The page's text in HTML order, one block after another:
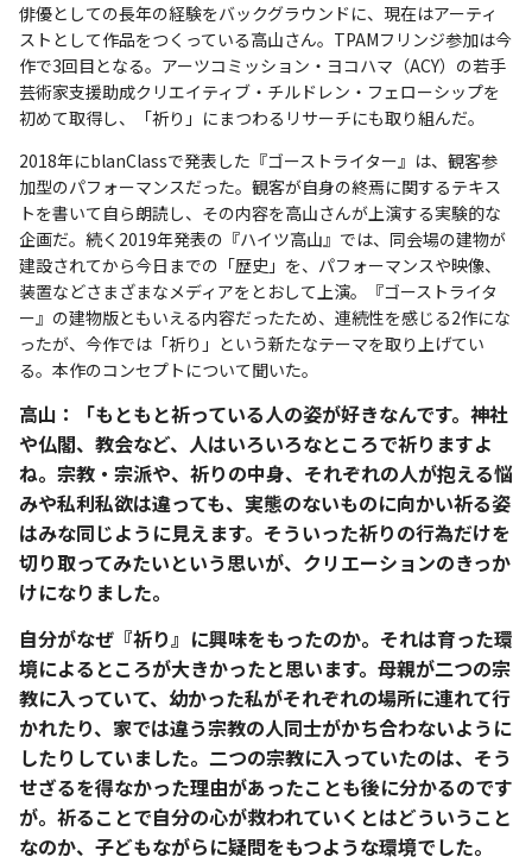
俳優としての長年の経験をバックグラウンドに、現在はアーティ
ストとして作品をつくっている高山さん。TPAMフリンジ参加は今
作で3回目となる。アーツコミッション・ヨコハマ（ACY）の若手
芸術家支援助成クリエイティブ・チルドレン・フェローシップを
初めて取得し、「祈り」にまつわるリサーチにも取り組んだ。
2018年にblanClassで発表した『ゴーストライター』は、観客参
加型のパフォーマンスだった。観客が自身の終焉に関するテキス
トを書いて自ら朗読し、その内容を高山さんが上演する実験的な
企画だ。続く2019年発表の『ハイツ高山』では、同会場の建物が
建設されてから今日までの「歴史」を、パフォーマンスや映像、
装置などさまざまなメディアをとおして上演。『ゴーストライタ
ー』の建物版ともいえる内容だったため、連続性を感じる2作にな
ったが、今作では「祈り」という新たなテーマを取り上げてい
る。本作のコンセプトについて聞いた。
高山：「もともと祈っている人の姿が好きなんです。神社
や仏閣、教会など、人はいろいろなところで祈りますよ
ね。宗教・宗派や、祈りの中身、それぞれの人が抱える悩
みや私利私欲は違っても、実態のないものに向かい祈る姿
はみな同じように見えます。そういった祈りの行為だけを
切り取ってみたいという思いが、クリエーションのきっか
けになりました。
自分がなぜ『祈り』に興味をもったのか。それは育った環
境によるところが大きかったと思います。母親が二つの宗
教に入っていて、幼かった私がそれぞれの場所に連れて行
かれたり、家では違う宗教の人同士がかち合わないように
したりしていました。二つの宗教に入っていたのは、そう
せざるを得なかった理由があったことも後に分かるのです
が。祈ることで自分の心が救われていくとはどういうこと
なのか、子どもながらに疑問をもつような環境でした。